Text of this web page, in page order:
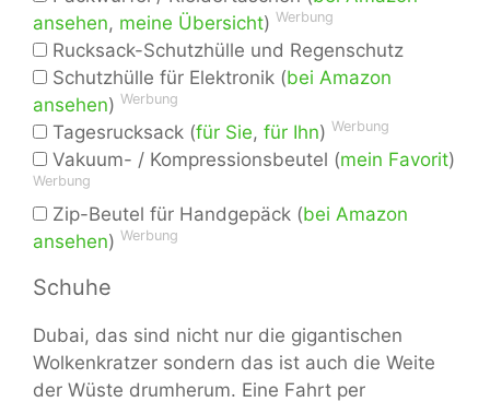
ansehen, meine Übersicht) Werbung
Rucksack-Schutzhülle und Regenschutz
Schutzhülle für Elektronik (bei Amazon
ansehen) Werbung
Tagesrucksack (für Sie, für Ihn) Werbung
Vakuum- / Kompressionsbeutel (mein Favorit)
Werbung
Zip-Beutel für Handgepäck (bei Amazon
ansehen) Werbung
Schuhe
Dubai, das sind nicht nur die gigantischen
Wolkenkratzer sondern das ist auch die Weite
der Wüste drumherum. Eine Fahrt per